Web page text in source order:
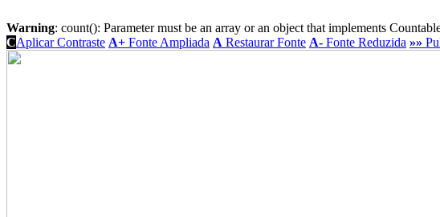
Warning: count(): Parameter must be an array or an object that implements
CAplicar Contraste A+ Fonte Ampliada A Restaurar Fonte A- Fonte Reduzida »»